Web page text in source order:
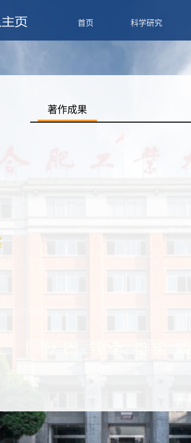
首页 科学研究
著作成果